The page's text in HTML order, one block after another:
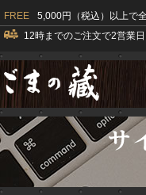
FREE 5,000円（税込）以上で
12時までのご注文で2営業